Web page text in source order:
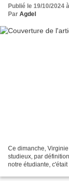
Publié le 19/10/2024
Par Agdel
Ce dimanche,
studieux, par
notre étudiante,